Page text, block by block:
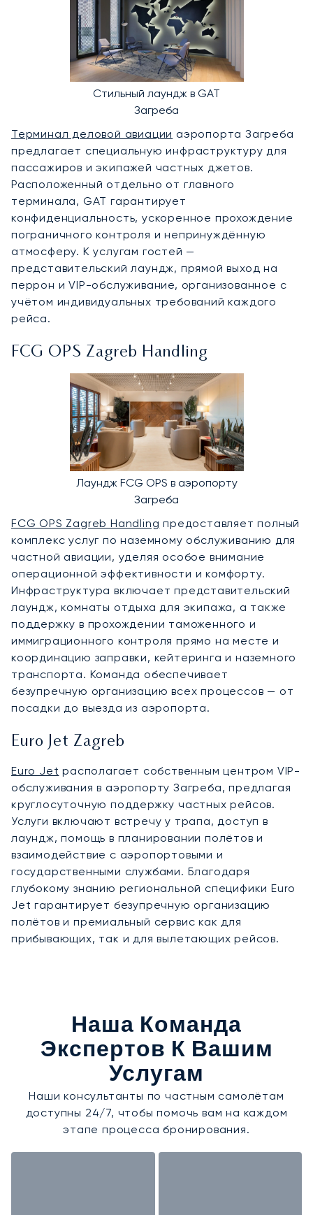
Стильный лаундж в GAT
Загреба
Терминал деловой авиации аэропорта Загреба
предлагает специальную инфраструктуру для
пассажиров и экипажей частных джетов.
Расположенный отдельно от главного
терминала, GAT гарантирует
конфиденциальность, ускоренное прохождение
пограничного контроля и непринуждённую
атмосферу. К услугам гостей —
представительский лаундж, прямой выход на
перрон и VIP-обслуживание, организованное с
учётом индивидуальных требований каждого
рейса.
FCG OPS Zagreb Handling
Лаундж FCG OPS в аэропорту
Загреба
FCG OPS Zagreb Handling предоставляет полный
комплекс услуг по наземному обслуживанию для
частной авиации, уделяя особое внимание
операционной эффективности и комфорту.
Инфраструктура включает представительский
лаундж, комнаты отдыха для экипажа, а также
поддержку в прохождении таможенного и
иммиграционного контроля прямо на месте и
координацию заправки, кейтеринга и наземного
транспорта. Команда обеспечивает
безупречную организацию всех процессов — от
посадки до выезда из аэропорта.
Euro Jet Zagreb
Euro Jet располагает собственным центром VIP-
обслуживания в аэропорту Загреба, предлагая
круглосуточную поддержку частных рейсов.
Услуги включают встречу у трапа, доступ в
лаундж, помощь в планировании полётов и
взаимодействие с аэропортовыми и
государственными службами. Благодаря
глубокому знанию региональной специфики Euro
Jet гарантирует безупречную организацию
полётов и премиальный сервис как для
прибывающих, так и для вылетающих рейсов.
Наша Команда
Экспертов К Вашим
Услугам
Наши консультанты по частным самолётам
доступны 24/7, чтобы помочь вам на каждом
этапе процесса бронирования.